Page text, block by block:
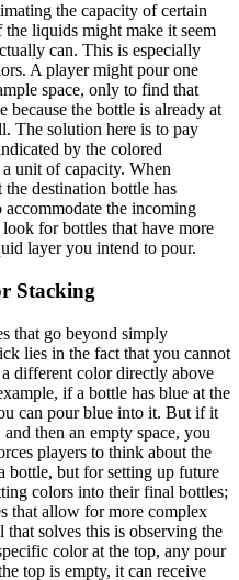
the capacity of certain
liquids might make it seem
can. This is especially
A player might pour one
space, only to find that
because the bottle is already at
The solution here is to pay
by the colored
a unit of capacity. When
destination bottle has
accommodate the incoming
for bottles that have more
layer you intend to pour.
Stacking
that go beyond simply
lies in the fact that you cannot
different color directly above
if a bottle has blue at the
can pour blue into it. But if it
then an empty space, you
players to think about the
but for setting up future
colors into their final bottles;
that allow for more complex
that solves this is observing the
color at the top, any pour
top is empty, it can receive